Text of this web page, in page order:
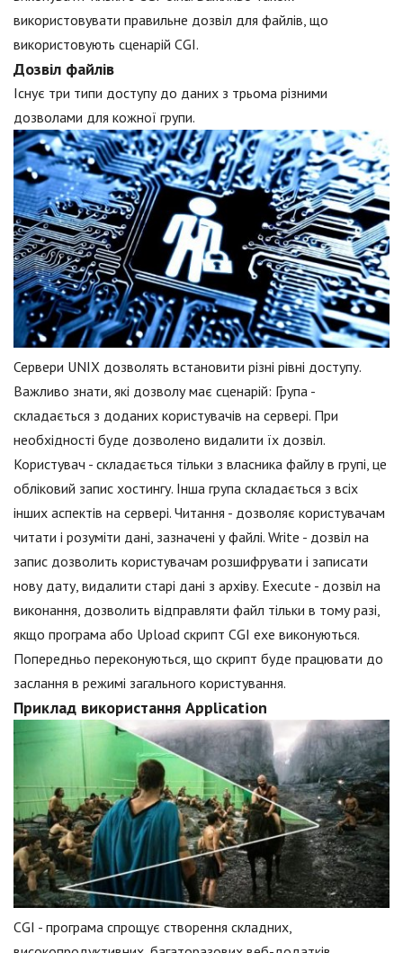
використовувати правильне дозвіл для файлів, що
використовують сценарій CGI.
Дозвіл файлів
Існує три типи доступу до даних з трьома різними
дозволами для кожної групи.
Сервери UNIX дозволять встановити різні рівні доступу.
Важливо знати, які дозволу має сценарій: Група -
складається з доданих користувачів на сервері. При
необхідності буде дозволено видалити їх дозвіл.
Користувач - складається тільки з власника файлу в групі, це
обліковий запис хостингу. Інша група складається з всіх
інших аспектів на сервері. Читання - дозволяє користувачам
читати і розуміти дані, зазначені у файлі. Write - дозвіл на
запис дозволить користувачам розшифрувати і записати
нову дату, видалити старі дані з архіву. Execute - дозвіл на
виконання, дозволить відправляти файл тільки в тому разі,
якщо програма або Upload скрипт CGI exe виконуються.
Попередньо переконуються, що скрипт буде працювати до
заслання в режимі загального користування.
Приклад використання Application
CGI - програма спрощує створення складних,